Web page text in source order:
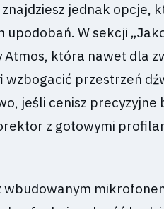
jednak opcje,
upodobań. W sekcji
która nawet dla
przestrzeń
jeśli cenisz precyzyjne
z gotowymi
wbudowanym